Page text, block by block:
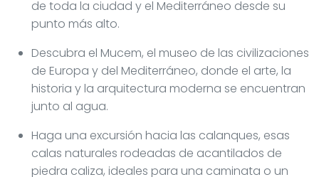
de toda la ciudad y el Mediterráneo desde su
punto más alto.
Descubra el Mucem, el museo de las civilizaciones
de Europa y del Mediterráneo, donde el arte, la
historia y la arquitectura moderna se encuentran
junto al agua.
Haga una excursión hacia las calanques, esas
calas naturales rodeadas de acantilados de
piedra caliza, ideales para una caminata o un